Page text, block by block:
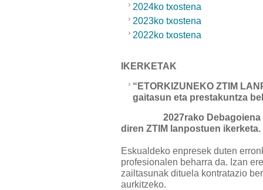
2024ko txostena
2023ko txostena
2022ko txostena
IKERKETAK
“ETORKIZUNEKO ZTI M
gaitasun eta prestakuntza
2027rako
diren ZTIM lanpostuen ikerketa.
Eskualdeko enpresek duten
profesionalen beharra da. Izan
zailtasunak dituela kontratazio
aurkitzeko.